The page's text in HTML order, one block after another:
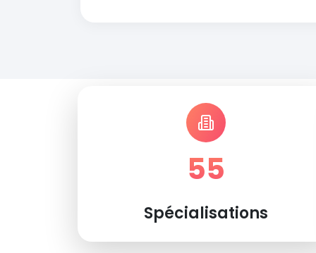
55
Spécialisations